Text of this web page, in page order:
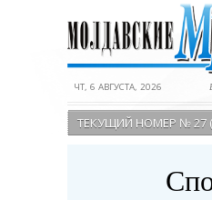
ЧТ, 6 АВГУСТА, 2026
ТЕКУЩИЙ НОМЕР № 27